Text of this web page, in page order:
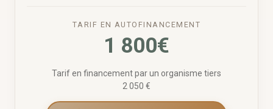
TARIF EN AUTOFINANCEMENT
1 800€
Tarif en financement par un organisme tiers
2 050 €